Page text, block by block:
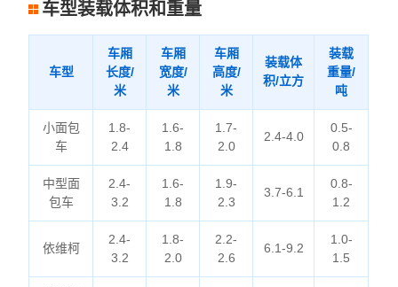
车型装载体积和重量
车型
车厢
长度/
米
车厢
宽度/
米
车厢
高度/
米
装载体
积/立方
装载
重量/
吨
小面包
车
1.8-
2.4
1.6-
1.8
1.7-
2.0
2.4-4.0
0.5-
0.8
中型面
包车
2.4-
3.2
1.6-
1.8
1.9-
2.3
3.7-6.1
0.8-
1.2
依维柯
2.4-
3.2
1.8-
2.0
2.2-
2.6
6.1-9.2
1.0-
1.5